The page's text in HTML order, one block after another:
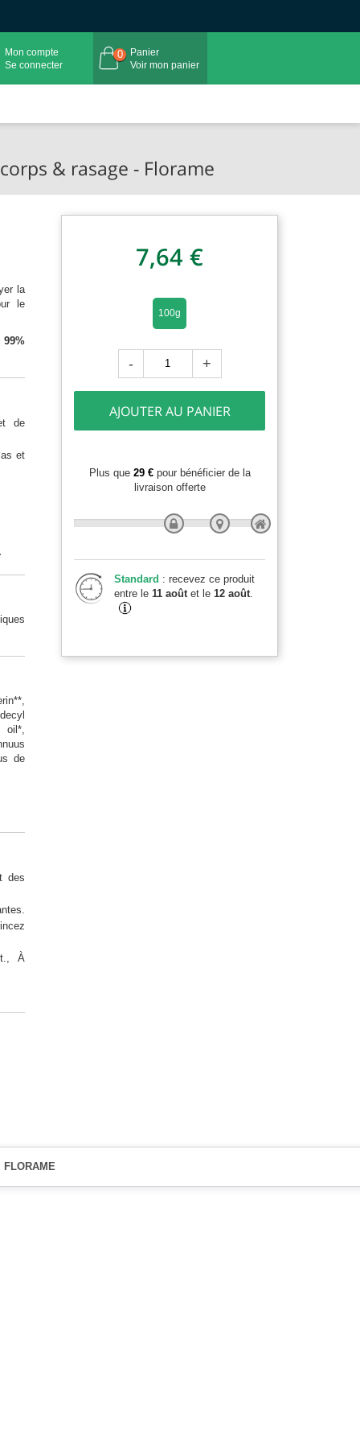
Mon compte
Se connecter
0
Panier
Voir mon panier
& rasage - Florame
la
le
de
et
oil*,
de
des
À
7,64 €
100g
- +
AJOUTER AU PANIER
Plus que 29 €pour bénéficier de la
livraison offerte
Standard : recevez ce produit
entre le 11 aoûtet le 12 août.
FLORAME